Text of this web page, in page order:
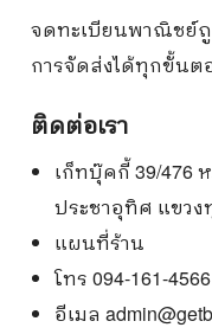
จดทะเบียนพาณิชย์
การจัดส่งได้ทุกขั้นต
ติดต่อเรา
เก็ทบุ๊คกี้ 39/476
ประชาอุทิศ แขวง
แผนที่ร้าน
โทร 094-161-4566
อีเมล